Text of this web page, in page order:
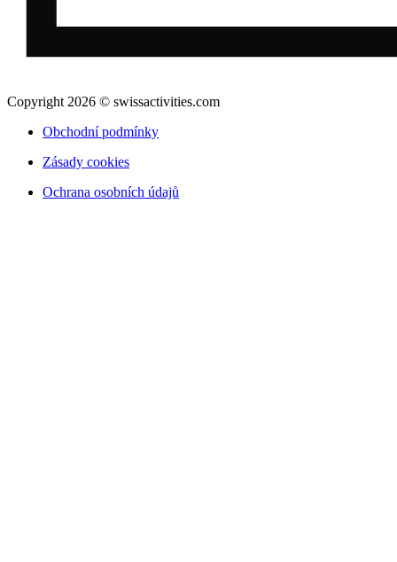
Copyright 2026 © swissactivities.com
Obchodní podmínky
Zásady cookies
Ochrana osobních údajů